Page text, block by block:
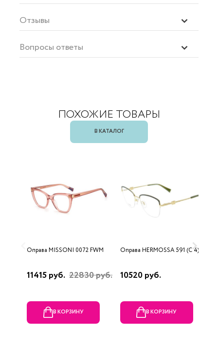
Отзывы
Вопросы ответы
ПОХОЖИЕ ТОВАРЫ
В КАТАЛОГ
Оправа MISSONI 0072 FWM
11415 руб. 22830 руб.
В КОРЗИНУ
Оправа HERMOSSA 591 (C 4)
10520 руб.
В КОРЗИНУ